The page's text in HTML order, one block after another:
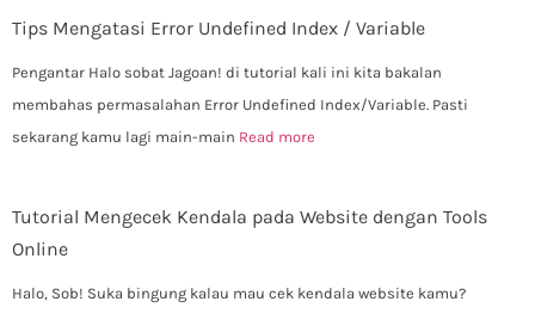
Tips Mengatasi Error Undefined Index / Variable
Pengantar Halo sobat Jagoan! di tutorial kali ini kita bakalan
membahas permasalahan Error Undefined Index/Variable. Pasti
sekarang kamu lagi main-main Read more
Tutorial Mengecek Kendala pada Website dengan Tools
Online
Halo, Sob! Suka bingung kalau mau cek kendala website kamu?